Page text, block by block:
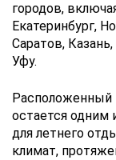
городов,
Екатеринбург,
Саратов,
Уфу.
Расположенный
остается одним
для летнего
климат,